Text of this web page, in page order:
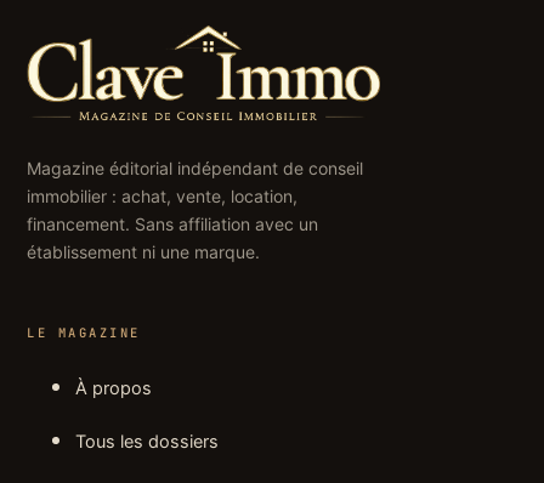
Magazine éditorial indépendant de conseil
immobilier : achat, vente, location,
financement. Sans affiliation avec un
établissement ni une marque.
LE MAGAZINE
À propos
Tous les dossiers